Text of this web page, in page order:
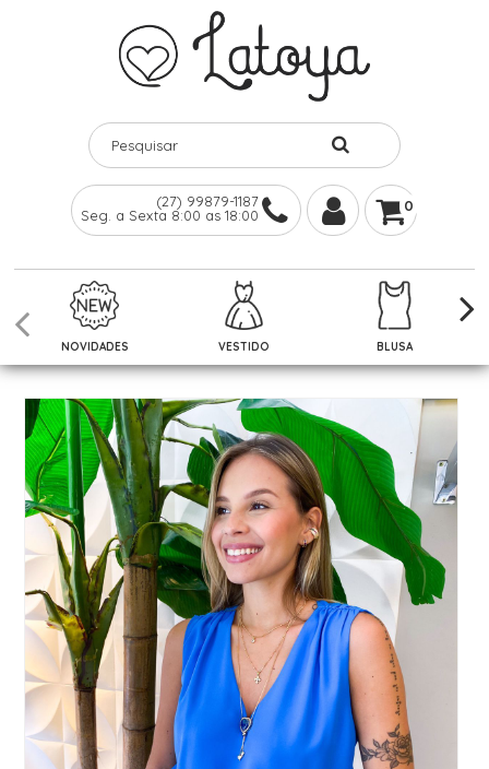
(27) 99879-1187
Seg. a Sexta 8:00 as 18:00
0
NOVIDADES VESTIDO BLUSA